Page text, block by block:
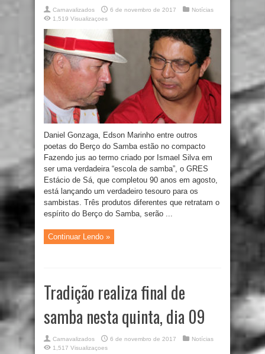
Carnavalizados 6 de novembro de 2017
Notícias
1,519 Visualizaçoes
Daniel Gonzaga, Edson Marinho entre outros
poetas do Berço do Samba estão no compacto
Fazendo jus ao termo criado por Ismael Silva em
ser uma verdadeira “escola de samba”, o GRES
Estácio de Sá, que completou 90 anos em agosto,
está lançando um verdadeiro tesouro para os
sambistas. Três produtos diferentes que retratam o
espírito do Berço do Samba, serão ...
Continuar Lendo »
Tradição realiza final de
samba nesta quinta, dia 09
Carnavalizados 6 de novembro de 2017
Notícias
1,517 Visualizaçoes